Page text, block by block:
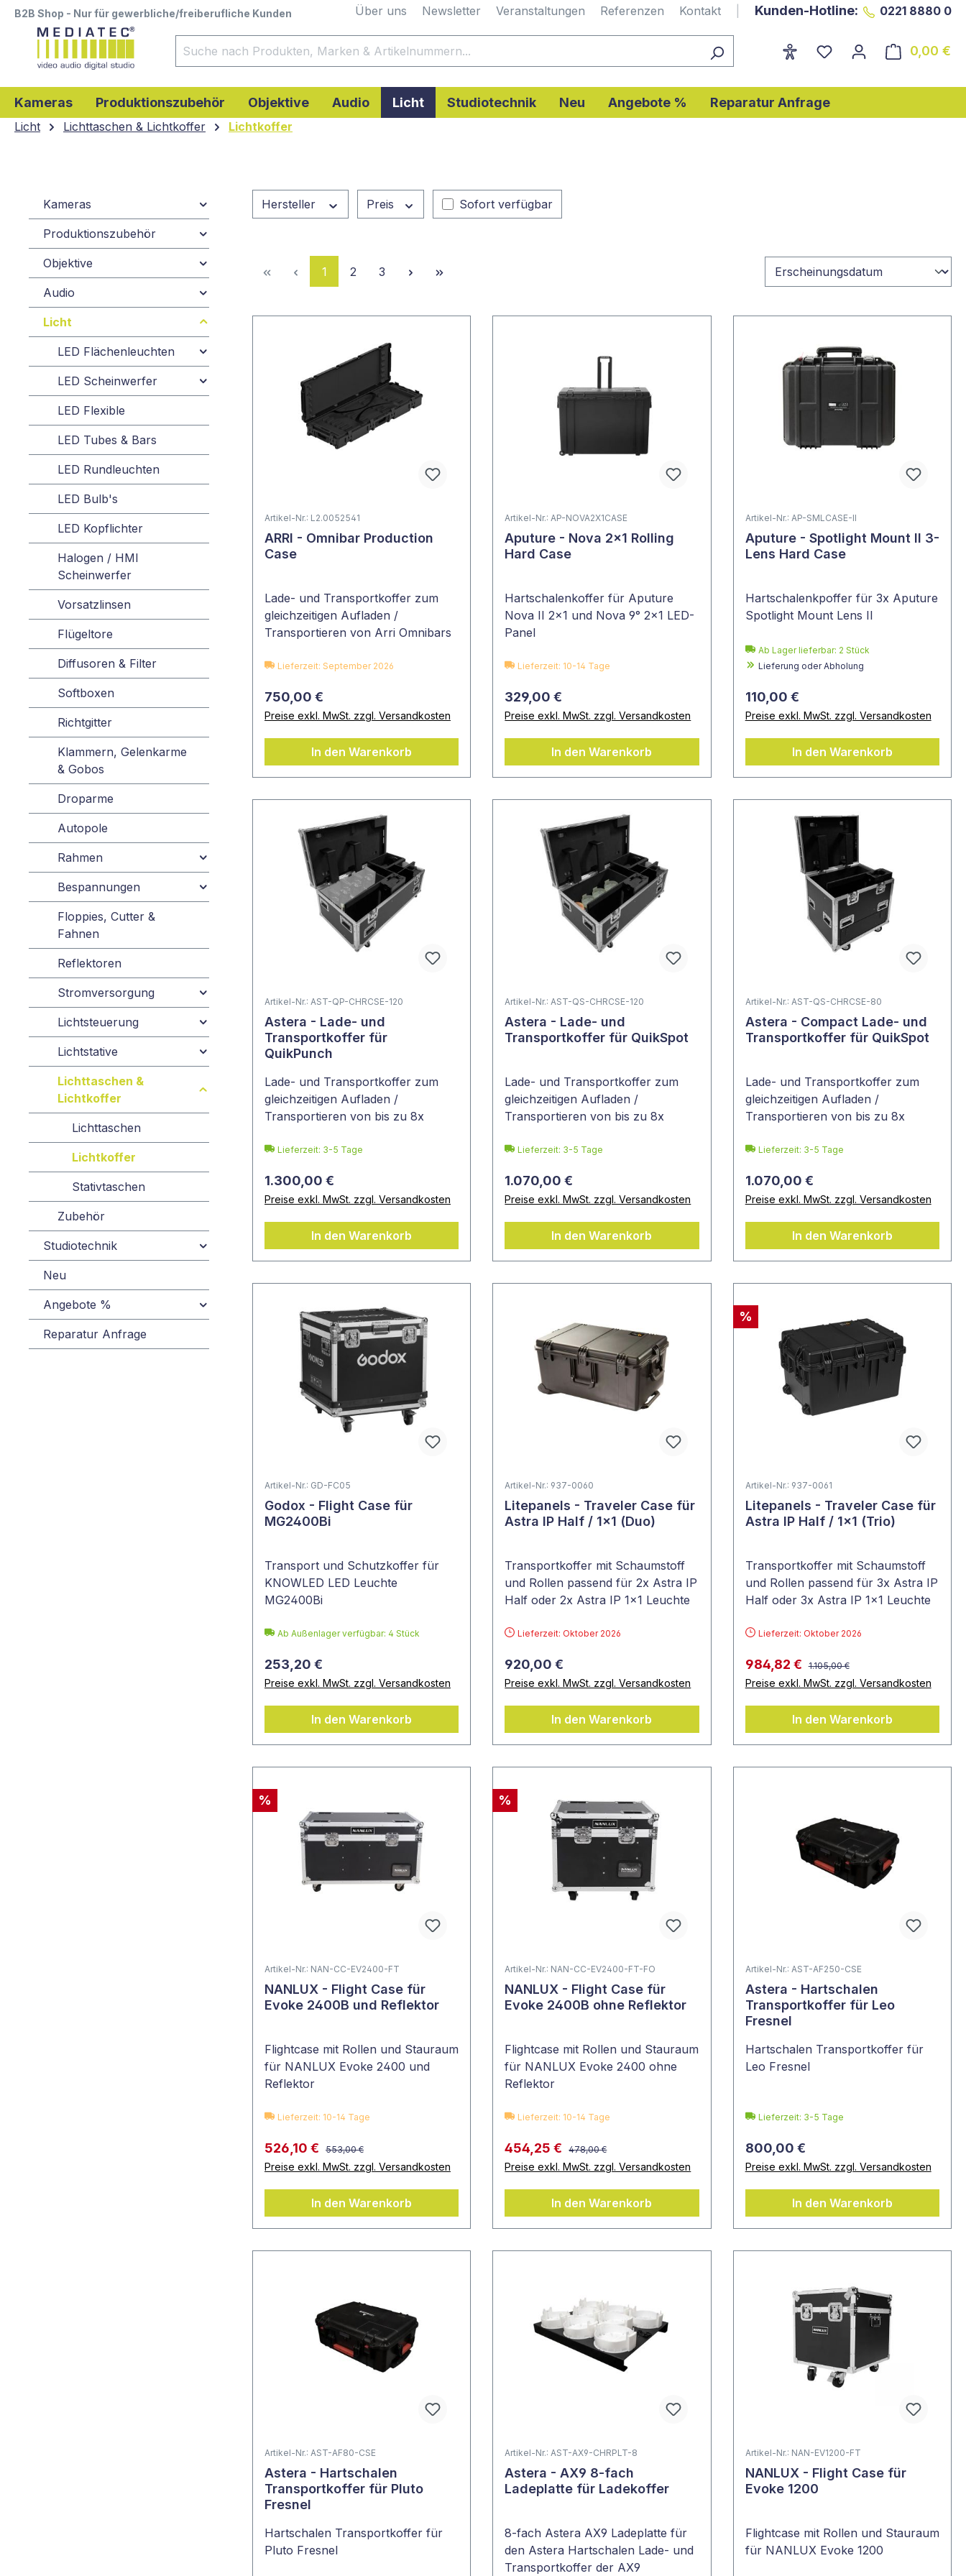
Zur Hauptnavigation springen
B2B Shop - Nur für gewerbliche/freiberufliche Kunden Über uns Newsletter Veranstaltungen Referenzen Kontakt Kunden-Hotline: 0221 8880 0
0,00 €
Kameras Produktionszubehör Objektive Audio Licht Studiotechnik Neu Angebote % Reparatur Anfrage
Licht Lichttaschen & Lichtkoffer Lichtkoffer
Kameras
Produktionszubehör
Objektive
Audio
Licht
LED Flächenleuchten
LED Scheinwerfer
LED Flexible
LED Tubes & Bars
LED Rundleuchten
LED Bulb's
LED Kopflichter
Halogen / HMI
Scheinwerfer
Vorsatzlinsen
Flügeltore
Diffusoren & Filter
Softboxen
Richtgitter
Klammern, Gelenkarme
& Gobos
Droparme
Autopole
Rahmen
Bespannungen
Floppies, Cutter &
Fahnen
Reflektoren
Stromversorgung
Lichtsteuerung
Lichtstative
Lichttaschen &
Lichtkoffer
Lichttaschen
Lichtkoffer
Stativtaschen
Zubehör
Studiotechnik
Neu
Angebote %
Reparatur Anfrage
Hersteller Preis Sofort verfügbar
Seite
1 Seite
2 Seite
3
Artikel-Nr.: L2.0052541
ARRI - Omnibar Production
Case
Lade- und Transportkoffer zum
gleichzeitigen Aufladen /
Transportieren von Arri Omnibars
Lieferzeit: September 2026
750,00 €
Preise exkl. MwSt. zzgl. Versandkosten
In den Warenkorb
Artikel-Nr.: AP-NOVA2X1CASE
Aputure - Nova 2x1 Rolling
Hard Case
Hartschalenkoffer für Aputure
Nova II 2x1 und Nova 9° 2x1 LED-
Panel
Lieferzeit: 10-14 Tage
329,00 €
Preise exkl. MwSt. zzgl. Versandkosten
In den Warenkorb
Artikel-Nr.: AP-SMLCASE-II
Aputure - Spotlight Mount II 3-
Lens Hard Case
Hartschalenkpoffer für 3x Aputure
Spotlight Mount Lens II
Ab Lager lieferbar: 2 Stück
Lieferung oder Abholung
110,00 €
Preise exkl. MwSt. zzgl. Versandkosten
In den Warenkorb
Artikel-Nr.: AST-QP-CHRCSE-120
Astera - Lade- und
Transportkoffer für
QuikPunch
Lade- und Transportkoffer zum
gleichzeitigen Aufladen /
Transportieren von bis zu 8x
Lieferzeit: 3-5 Tage
1.300,00 €
Preise exkl. MwSt. zzgl. Versandkosten
In den Warenkorb
Artikel-Nr.: AST-QS-CHRCSE-120
Astera - Lade- und
Transportkoffer für QuikSpot
Lade- und Transportkoffer zum
gleichzeitigen Aufladen /
Transportieren von bis zu 8x
Lieferzeit: 3-5 Tage
1.070,00 €
Preise exkl. MwSt. zzgl. Versandkosten
In den Warenkorb
Artikel-Nr.: AST-QS-CHRCSE-80
Astera - Compact Lade- und
Transportkoffer für QuikSpot
Lade- und Transportkoffer zum
gleichzeitigen Aufladen /
Transportieren von bis zu 8x
Lieferzeit: 3-5 Tage
1.070,00 €
Preise exkl. MwSt. zzgl. Versandkosten
In den Warenkorb
Artikel-Nr.: GD-FC05
Godox - Flight Case für
MG2400Bi
Transport und Schutzkoffer für
KNOWLED LED Leuchte
MG2400Bi
Ab Außenlager verfügbar: 4 Stück
253,20 €
Preise exkl. MwSt. zzgl. Versandkosten
In den Warenkorb
Artikel-Nr.: 937-0060
Litepanels - Traveler Case für
Astra IP Half / 1x1 (Duo)
Transportkoffer mit Schaumstoff
und Rollen passend für 2x Astra IP
Half oder 2x Astra IP 1x1 Leuchte
Lieferzeit: Oktober 2026
920,00 €
Preise exkl. MwSt. zzgl. Versandkosten
In den Warenkorb
%
Artikel-Nr.: 937-0061
Litepanels - Traveler Case für
Astra IP Half / 1x1 (Trio)
Transportkoffer mit Schaumstoff
und Rollen passend für 3x Astra IP
Half oder 3x Astra IP 1x1 Leuchte
Lieferzeit: Oktober 2026
984,82 € 1.105,00 €
Preise exkl. MwSt. zzgl. Versandkosten
In den Warenkorb
%
Artikel-Nr.: NAN-CC-EV2400-FT
NANLUX - Flight Case für
Evoke 2400B und Reflektor
Flightcase mit Rollen und Stauraum
für NANLUX Evoke 2400 und
Reflektor
Lieferzeit: 10-14 Tage
526,10 € 553,00 €
Preise exkl. MwSt. zzgl. Versandkosten
In den Warenkorb
%
Artikel-Nr.: NAN-CC-EV2400-FT-FO
NANLUX - Flight Case für
Evoke 2400B ohne Reflektor
Flightcase mit Rollen und Stauraum
für NANLUX Evoke 2400 ohne
Reflektor
Lieferzeit: 10-14 Tage
454,25 € 478,00 €
Preise exkl. MwSt. zzgl. Versandkosten
In den Warenkorb
Artikel-Nr.: AST-AF250-CSE
Astera - Hartschalen
Transportkoffer für Leo
Fresnel
Hartschalen Transportkoffer für
Leo Fresnel
Lieferzeit: 3-5 Tage
800,00 €
Preise exkl. MwSt. zzgl. Versandkosten
In den Warenkorb
Artikel-Nr.: AST-AF80-CSE
Astera - Hartschalen
Transportkoffer für Pluto
Fresnel
Hartschalen Transportkoffer für
Pluto Fresnel
Artikel-Nr.: AST-AX9-CHRPLT-8
Astera - AX9 8-fach
Ladeplatte für Ladekoffer
8-fach Astera AX9 Ladeplatte für
den Astera Hartschalen Lade- und
Transportkoffer der AX9
Artikel-Nr.: NAN-EV1200-FT
NANLUX - Flight Case für
Evoke 1200
Flightcase mit Rollen und Stauraum
für NANLUX Evoke 1200